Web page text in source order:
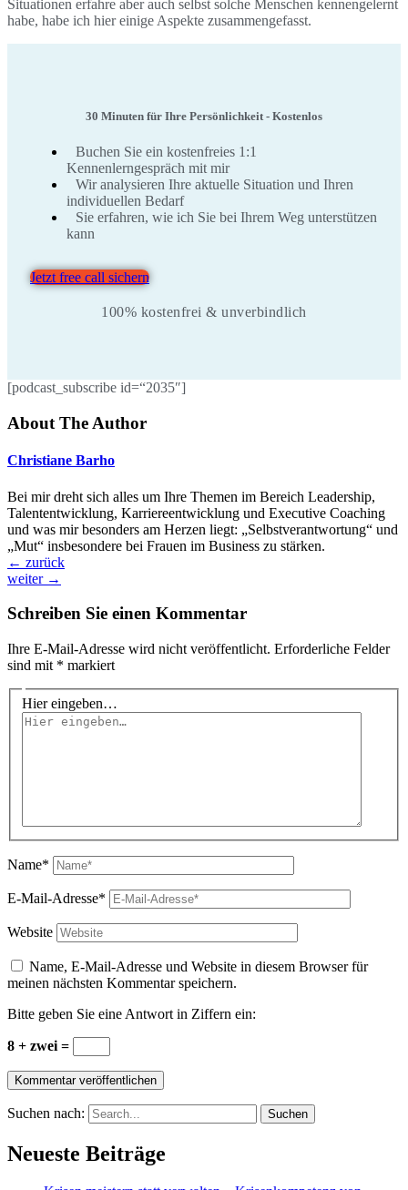
Situationen erfahre aber auch selbst solche Menschen kennengelernt
habe, habe ich hier einige Aspekte zusammengefasst.
30 Minuten für Ihre Persönlichkeit - Kostenlos
Buchen Sie ein kostenfreies 1:1
Kennenlerngespräch mit mir
Wir analysieren Ihre aktuelle Situation und Ihren
individuellen Bedarf
Sie erfahren, wie ich Sie bei Ihrem Weg unterstützen
kann
Jetzt free call sichern
100% kostenfrei & unverbindlich
[podcast_subscribe id=“2035″]
About The Author
Christiane Barho
Bei mir dreht sich alles um Ihre Themen im Bereich Leadership,
Talententwicklung, Karriereentwicklung und Executive Coaching
und was mir besonders am Herzen liegt: „Selbstverantwortung“ und
„Mut“ insbesondere bei Frauen im Business zu stärken.
← zurück
weiter →
Schreiben Sie einen Kommentar
Ihre E-Mail-Adresse wird nicht veröffentlicht. Erforderliche Felder
sind mit * markiert
Hier eingeben…
Name*
E-Mail-Adresse*
Website
Name, E-Mail-Adresse und Website in diesem Browser für
meinen nächsten Kommentar speichern.
Bitte geben Sie eine Antwort in Ziffern ein:
8 + zwei =
Suchen nach:
Neueste Beiträge